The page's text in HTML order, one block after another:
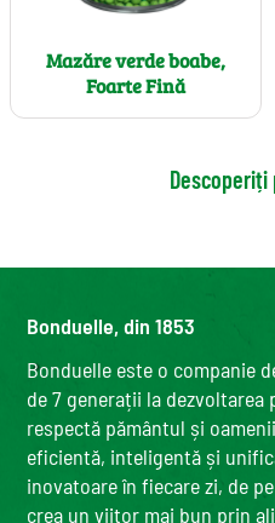
Mazăre verde boabe,
Foarte Fină
Bonduelle, din 1853
Bonduelle este o companie
de 7 generații la
respectă pământul și
eficientă, inteligentă și
inovatoare în fiecare zi, de
crea un viitor mai bun prin